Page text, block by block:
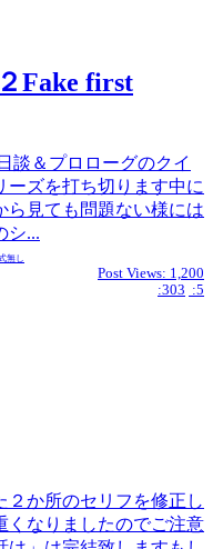
Fake first
談＆プロローグのクイ
ーズを打ち切ります中に
ら見ても問題ない様には
シ...
無し
Post Views: 1,200
:303 :5
２か所のセリフを修正し
くなりましたのでご注意